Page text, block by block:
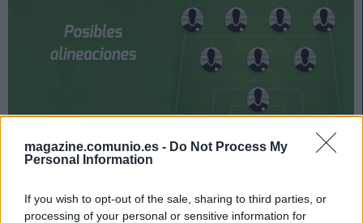
magazine.comunio.es - Do Not Process My
Personal Information
If you wish to opt-out of the sale, sharing to third parties, or
processing of your personal or sensitive information for
Villarreal y Alavés se enfrentan el 21 de diciembre a las
alineación que presente Javi Calleja? A continuación,
las posibles alineaciones del Villarreal-Alavés.